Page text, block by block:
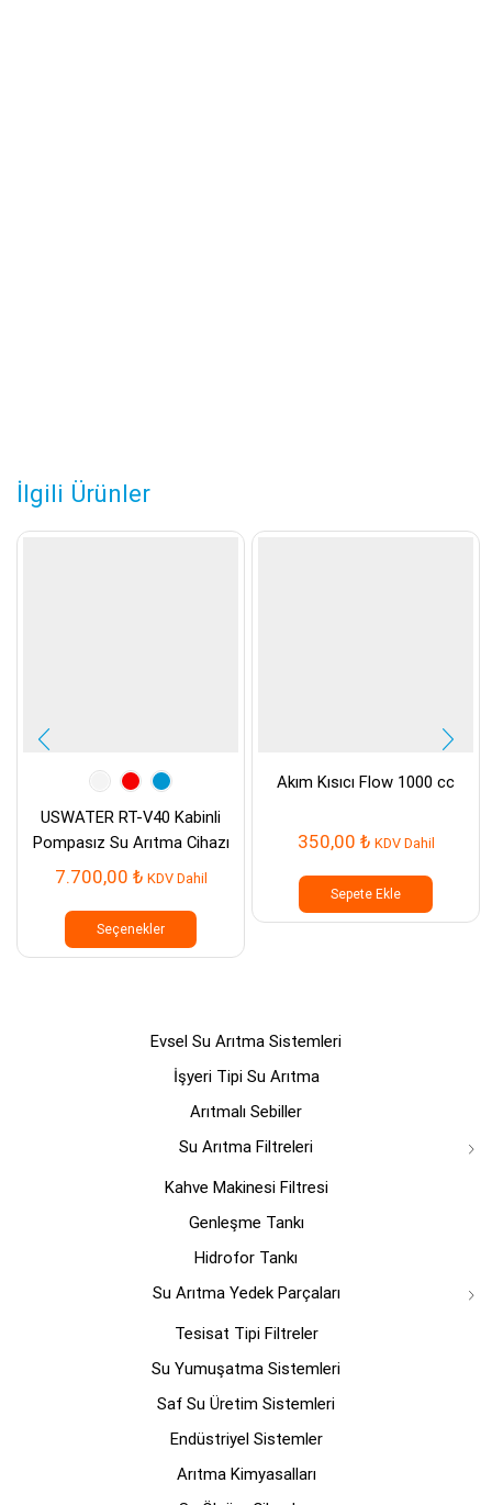
İlgili Ürünler
USWATER RT-V40 Kabinli
Pompasız Su Arıtma Cihazı
7.700,00 ₺ KDV Dahil
Seçenekler
fazla
ürün
sayfasından
seçilebilir
Akım Kısıcı Flow 1000 cc
350,00 ₺ KDV Dahil
Sepete Ekle
Evsel Su Arıtma Sistemleri
İşyeri Tipi Su Arıtma
Arıtmalı Sebiller
Su Arıtma Filtreleri
Kahve Makinesi Filtresi
Genleşme Tankı
Hidrofor Tankı
Su Arıtma Yedek Parçaları
Tesisat Tipi Filtreler
Su Yumuşatma Sistemleri
Saf Su Üretim Sistemleri
Endüstriyel Sistemler
Arıtma Kimyasalları